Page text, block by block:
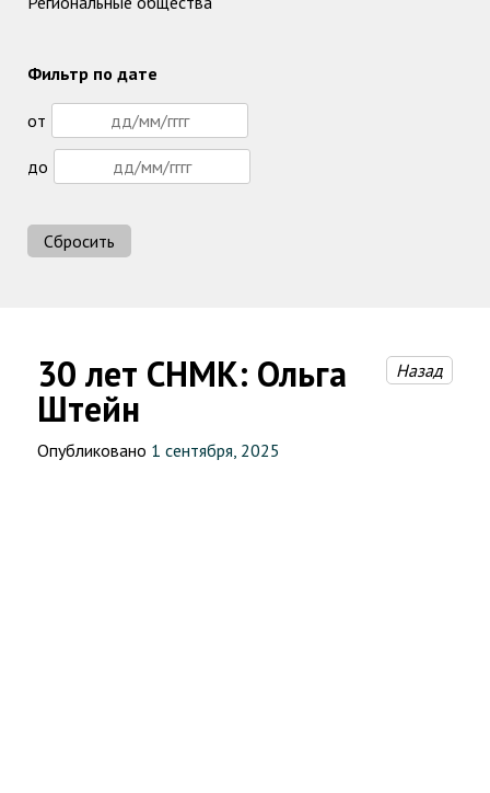
30 лет СНМК: Ольга
Штейн
Назад
Опубликовано 1 сентября, 2025
Фильтр по дате
от
до
Сбросить